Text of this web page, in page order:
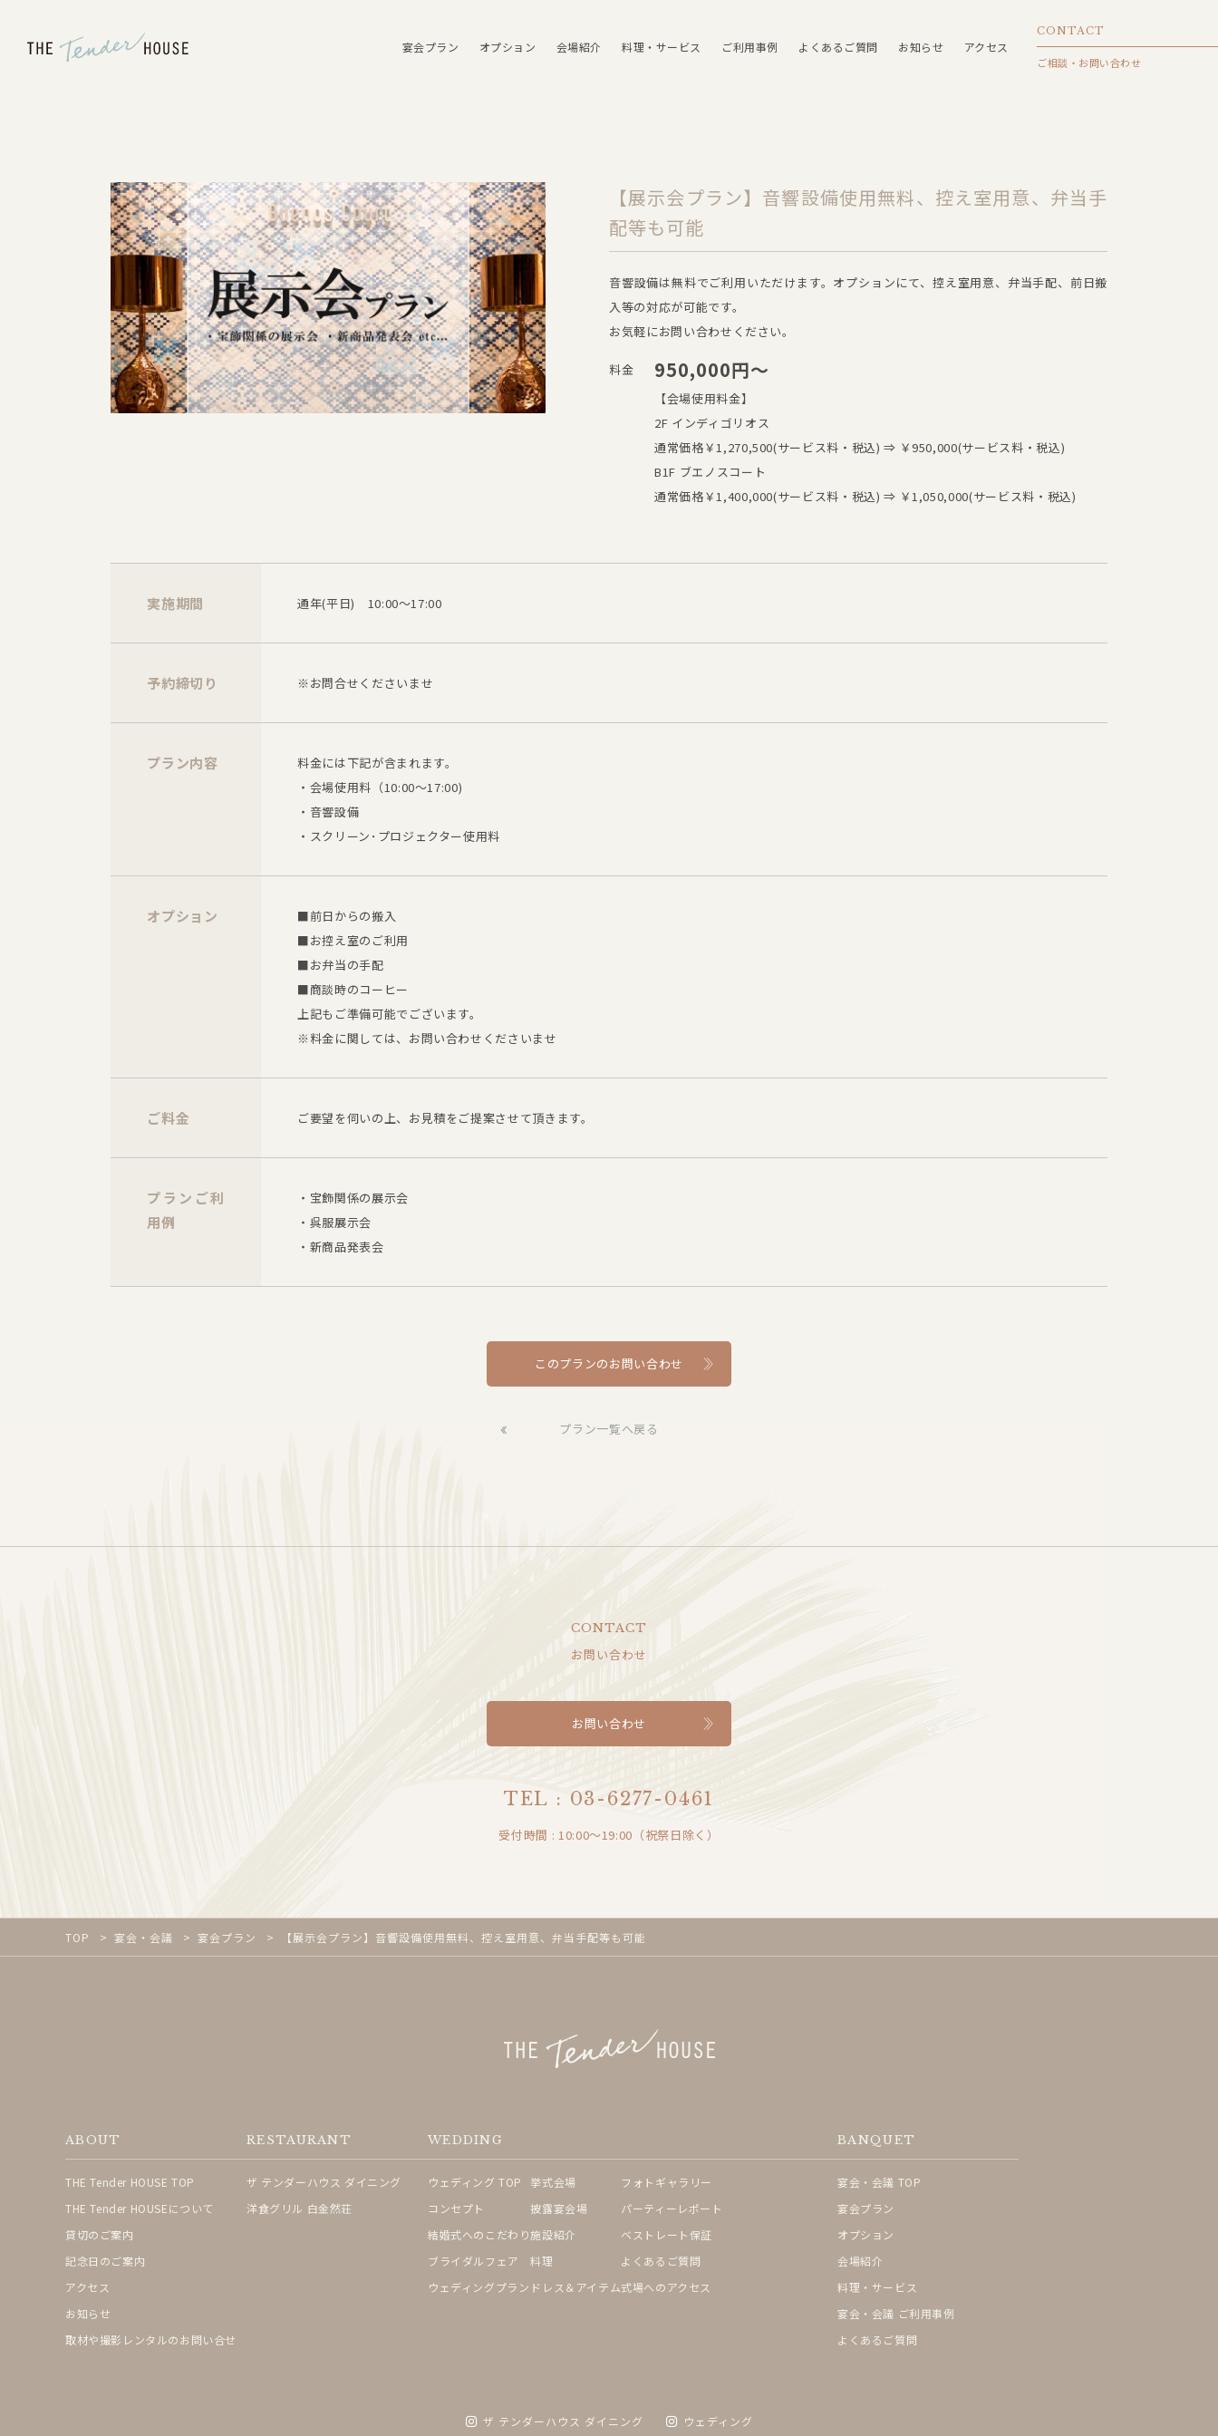
宴会プラン オプション 会場紹介 料理・サービス ご利用事例 よくあるご質問 お知らせ アクセス
CONTACT
ご相談・お問い合わせ
【展示会プラン】音響設備使用無料、控え室用意、弁当手
配等も可能
音響設備は無料でご利用いただけます。オプションにて、控え室用意、弁当手配、前日搬
入等の対応が可能です。
お気軽にお問い合わせください。
料金 950,000円～
【会場使用料金】
2F インディゴリオス
通常価格￥1,270,500(サービス料・税込) ⇒ ￥950,000(サービス料・税込)
B1F ブエノスコート
通常価格￥1,400,000(サービス料・税込) ⇒ ￥1,050,000(サービス料・税込)
実施期間 通年(平日) 10:00～17:00
予約締切り ※お問合せくださいませ
プラン内容
料金には下記が含まれます。
・会場使用料（10:00～17:00)
・音響設備
・スクリーン･プロジェクター使用料
オプション
■前日からの搬入
■お控え室のご利用
■お弁当の手配
■商談時のコーヒー
上記もご準備可能でございます。
※料金に関しては、お問い合わせくださいませ
ご料金 ご要望を伺いの上、お見積をご提案させて頂きます。
プランご利
用例
・宝飾関係の展示会
・呉服展示会
・新商品発表会
このプランのお問い合わせ
プラン一覧へ戻る
CONTACT
お問い合わせ
お問い合わせ
TEL : 03-6277-0461
受付時間 : 10:00～19:00（祝祭日除く）
TOP 宴会・会議 宴会プラン 【展示会プラン】音響設備使用無料、控え室用意、弁当手配等も可能
ABOUT
THE Tender HOUSE TOP
THE Tender HOUSEについて
貸切のご案内
記念日のご案内
アクセス
お知らせ
取材や撮影レンタルのお問い合せ
RESTAURANT
ザ テンダーハウス ダイニング
洋食グリル 白金然荘
WEDDING
ウェディング TOP
コンセプト
結婚式へのこだわり
ブライダルフェア
ウェディングプラン
挙式会場
披露宴会場
施設紹介
料理
ドレス＆アイテム
フォトギャラリー
パーティーレポート
ベストレート保証
よくあるご質問
式場へのアクセス
BANQUET
宴会・会議 TOP
宴会プラン
オプション
会場紹介
料理・サービス
宴会・会議 ご利用事例
よくあるご質問
ザ テンダーハウス ダイニング ウェディング